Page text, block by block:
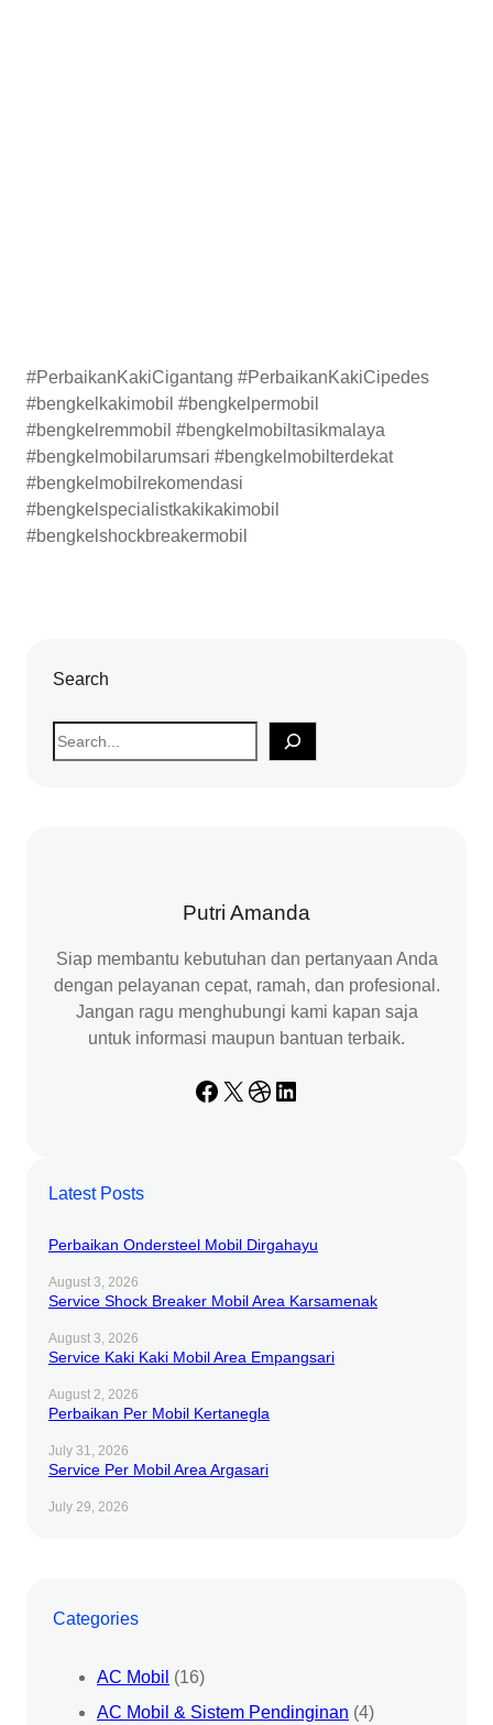
#PerbaikanKakiCigantang #PerbaikanKakiCipedes
#bengkelkakimobil #bengkelpermobil
#bengkelremmobil #bengkelmobiltasikmalaya
#bengkelmobilarumsari #bengkelmobilterdekat
#bengkelmobilrekomendasi
#bengkelspecialistkakikakimobil
#bengkelshockbreakermobil
Search
S
e
Putri Amanda
Siap membantu kebutuhan dan pertanyaan Anda
dengan pelayanan cepat, ramah, dan profesional.
Jangan ragu menghubungi kami kapan saja
untuk informasi maupun bantuan terbaik.
Facebook X Dribbble LinkedIn
Latest Posts
Perbaikan Ondersteel Mobil Dirgahayu
August 3, 2026
Service Shock Breaker Mobil Area Karsamenak
August 3, 2026
Service Kaki Kaki Mobil Area Empangsari
August 2, 2026
Perbaikan Per Mobil Kertanegla
July 31, 2026
Service Per Mobil Area Argasari
July 29, 2026
Categories
AC Mobil (16)
AC Mobil & Sistem Pendinginan (4)